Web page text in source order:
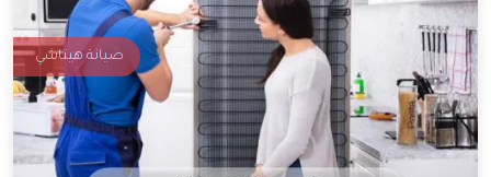
صيانة هيتاشي